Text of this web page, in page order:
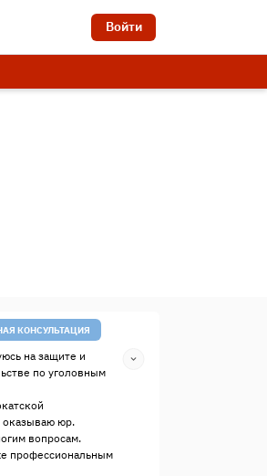
Войти
КОНСУЛЬТАЦИЯ
на защите и
по уголовным
оказываю юр.
вопросам.
профессиональным